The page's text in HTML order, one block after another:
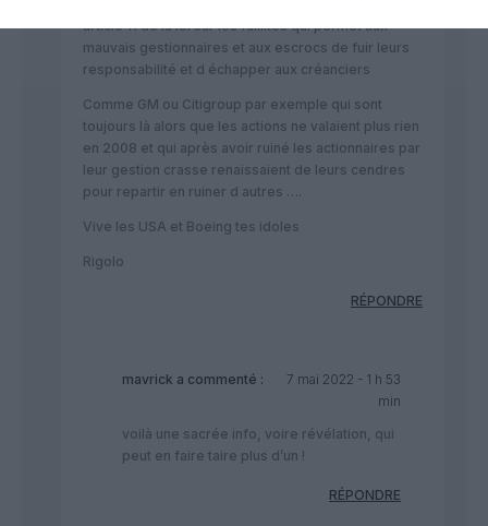
article 11 de la loi sur les faillites qui permet aux
mauvais gestionnaires et aux escrocs de fuir leurs
responsabilité et d échapper aux créanciers
Comme GM ou Citigroup par exemple qui sont
toujours là alors que les actions ne valaient plus rien
en 2008 et qui après avoir ruiné les actionnaires par
leur gestion crasse renaissaient de leurs cendres
pour repartir en ruiner d autres ….
Vive les USA et Boeing tes idoles
Rigolo
RÉPONDRE
mavrick a commenté :
7 mai 2022 - 1 h 53
min
voilà une sacrée info, voire révélation, qui
peut en faire taire plus d’un !
RÉPONDRE